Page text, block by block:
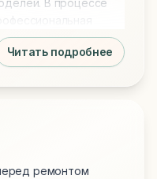
В процессе
на Arctic MX-4
Мы
виды работ.
Читать подробнее
ремонтом